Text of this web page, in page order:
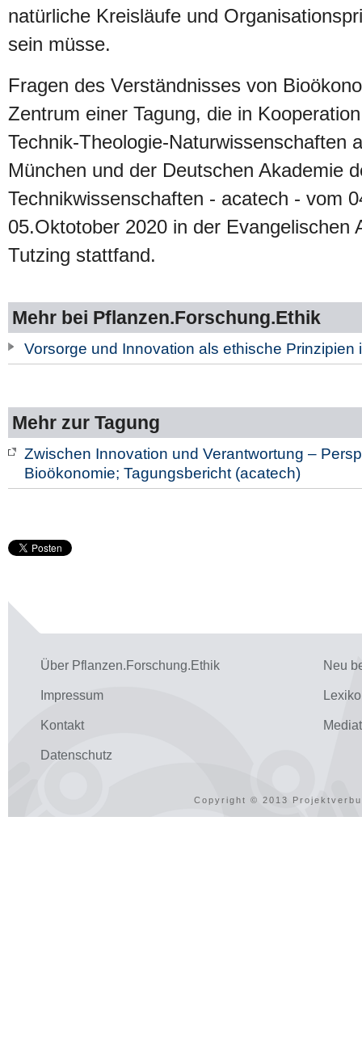
natürliche Kreisläufe und
sein müsse.
Fragen des Verständnisses von
Zentrum einer Tagung, die in
Technik-Theologie-Naturwissenschaften
München und der Deutschen Akademie
Technikwissenschaften - acatech - vom
05.Oktotober 2020 in der Evangelischen
Tutzing stattfand.
Mehr bei Pflanzen.Forschung.Ethik
Vorsorge und Innovation als ethische Prinzipien
Mehr zur Tagung
Zwischen Innovation und Verantwortung –
Bioökonomie; Tagungsbericht (acatech)
Über Pflanzen.Forschung.Ethik
Impressum
Kontakt
Datenschutz
Neu
Copyright © 2013